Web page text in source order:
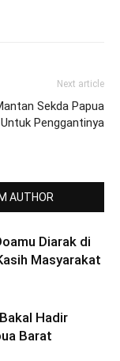
Next article
Sekda Papua
Penggantinya
AUTHOR
Diarak di
Masyarakat
Hadir
Barat